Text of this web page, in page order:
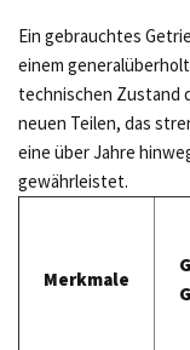
Ein gebrauchtes
einem
technischen Zustand
neuen Teilen, das
eine über Jahre
gewährleistet.
Merkmale